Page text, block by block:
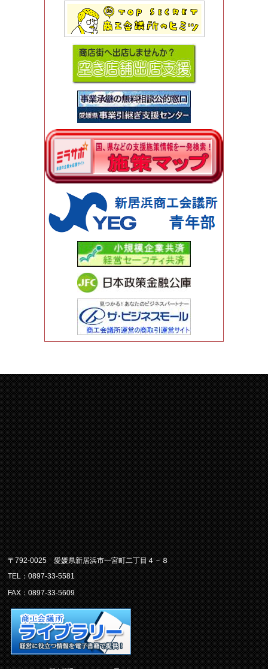
〒792-0025 愛媛県新居浜市一宮町二丁目４－８
TEL：0897-33-5581
FAX：0897-33-5609